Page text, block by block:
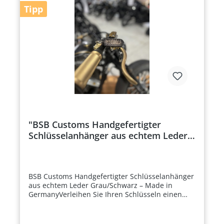
Material für eine lange LebensdauerBSB Customs
Design – Ein markantes, hochwertiges Accessoire
für Ihren AlltagVielseitig und praktisch – Perfekt
für Schlüssel, Taschen oder als
GeschenkZeitloses und elegantes Design – Für
alle, die Wert auf Qualität und Stil legenSetzen
Sie auf BSB Customs und holen Sie sich einen
handgefertigten Schlüsselanhänger, der Ihre
Leidenschaft für Qualität und Design
widerspiegelt.
Tipp
"BSB Customs Handgefertigter
Schlüsselanhänger aus echtem Leder
BSB Customs Handgefertigter Schlüsselanhänger
aus echtem Leder Grau/Schwarz – Made in
GermanyVerleihen Sie Ihren Schlüsseln einen